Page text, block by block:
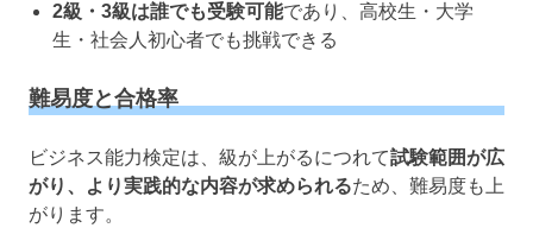
2級・3級は誰でも受験可能であり、高校生・大学
生・社会人初心者でも挑戦できる
難易度と合格率
ビジネス能力検定は、級が上がるにつれて試験範囲が広
がり、より実践的な内容が求められるため、難易度も上
がります。